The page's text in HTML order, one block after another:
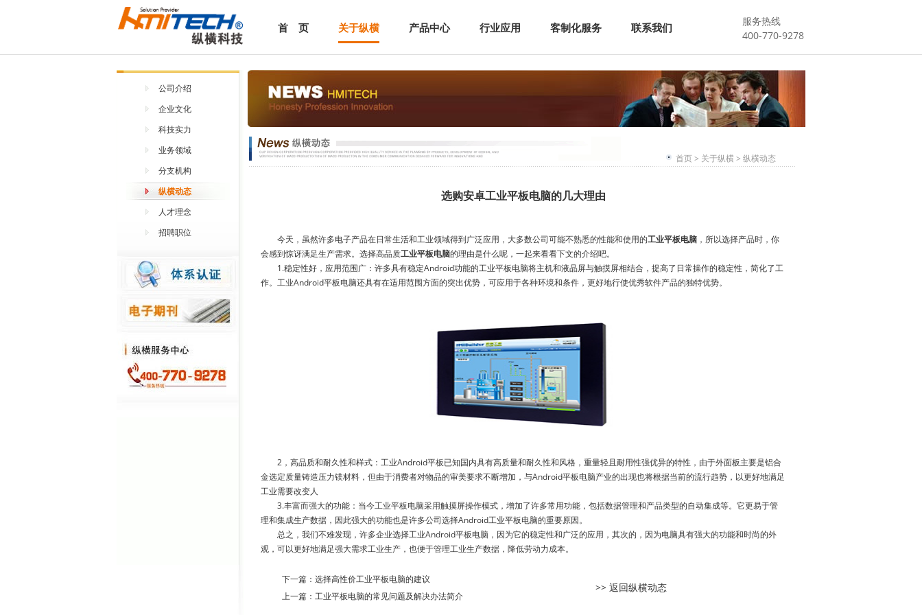
首 页 关于纵横 产品中心 行业应用 客制化服务 联系我们
服务热线
400-770-9278
公司介绍
企业文化
科技实力
业务领域
分支机构
纵横动态
人才理念
招聘职位
首页> 关于纵横> 纵横动态
选购安卓工业平板电脑的几大理由
今天，虽然许多电子产品在日常生活和工业领域得到广泛应用，大多数公司可能不熟悉的性能和使用的工业平板电脑 ，所以选择产品时，你
会感到惊讶满足生产需求。选择高品质工业平板电脑的理由是什么呢，一起来看看下文的介绍吧。
1.稳定性好，应用范围广：许多具有稳定Android功能的工业平板电脑将主机和液晶屏与触摸屏相结合，提高了日常操作的稳定性，简化了工
作。工业Android平板电脑还具有在适用范围方面的突出优势，可应用于各种环境和条件，更好地行使优秀软件产品的独特优势。
2，高品质和耐久性和样式：工业Android平板已知国内具有高质量和耐久性和风格，重量轻且耐用性强优异的特性，由于外面板主要是铝合
金选定质量铸造压力镁材料，但由于消费者对物品的审美要求不断增加，与Android平板电脑产业的出现也将根据当前的流行趋势，以更好地满足
工业需要改变人
3.丰富而强大的功能：当今工业平板电脑采用触摸屏操作模式，增加了许多常用功能，包括数据管理和产品类型的自动集成等。它更易于管
理和集成生产数据，因此强大的功能也是许多公司选择Android工业平板电脑的重要原因。
总之，我们不难发现，许多企业选择工业Android平板电脑，因为它的稳定性和广泛的应用，其次的，因为电脑具有强大的功能和时尚的外
观，可以更好地满足强大需求工业生产，也便于管理工业生产数据，降低劳动力成本。
下一篇： 选择高性价工业平板电脑的建议
上一篇： 工业平板电脑的常见问题及解决办法简介
>> 返回纵横动态